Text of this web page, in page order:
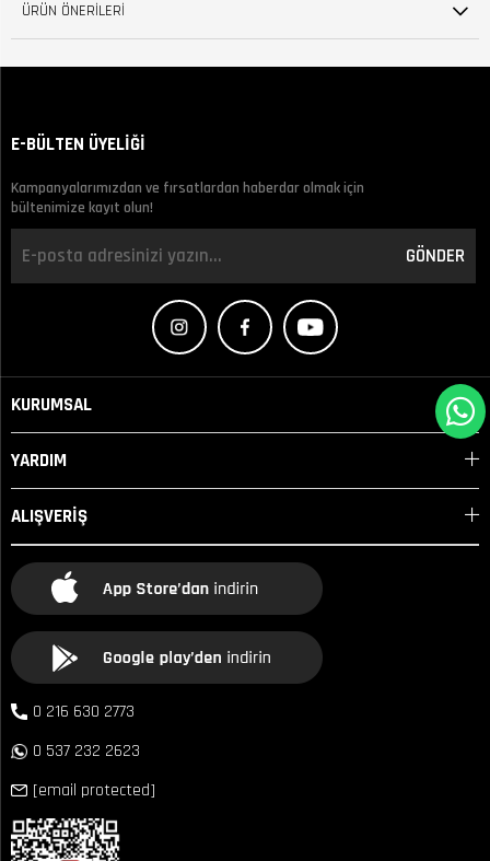
ÜRÜN ÖNERILERI
E-BÜLTEN ÜYELİĞİ
Kampanyalarımızdan ve fırsatlardan haberdar olmak için
bültenimize kayıt olun!
GÖNDER
KURUMSAL
YARDIM
ALIŞVERİŞ
0 216 630 2773
0 537 232 2623
[email protected]